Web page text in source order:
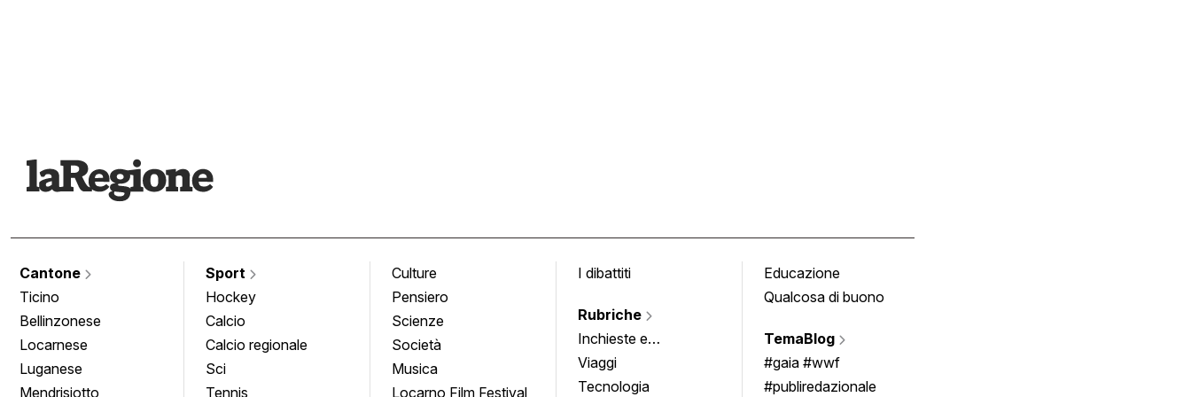
Cantone
Ticino
Bellinzonese
Locarnese
Luganese
Mendrisiotto
Sport
Hockey
Calcio
Calcio regionale
Sci
Tennis
Culture
Pensiero
Scienze
Società
Musica
Locarno Film Festival
I dibattiti
Rubriche
Inchieste e
approfondimenti
Viaggi
Tecnologia
Educazione
Qualcosa di buono
TemaBlog
#gaia #wwf
#publiredazionale